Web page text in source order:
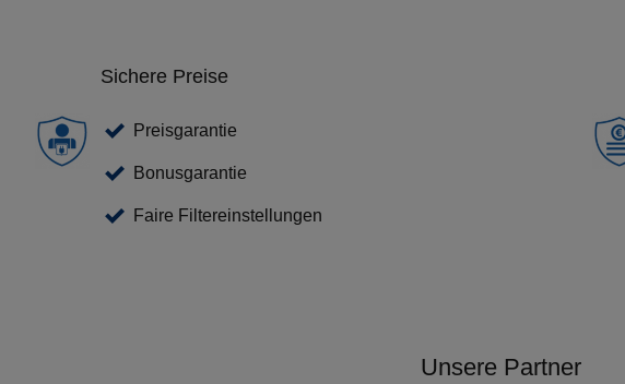
Sichere Preise
Preisgarantie
Bonusgarantie
Faire Filtereinstellungen
Unsere Partner